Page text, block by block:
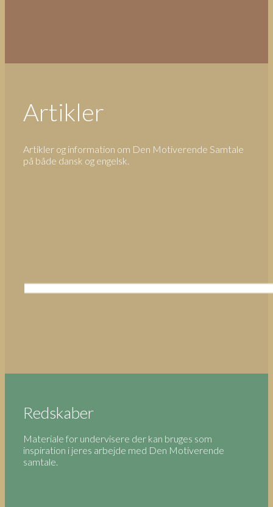
Artikler
Artikler og information om Den Motiverende Samtale
på både dansk og engelsk.
Redskaber
Materiale for undervisere der kan bruges som
inspiration i jeres arbejde med Den Motiverende
samtale.